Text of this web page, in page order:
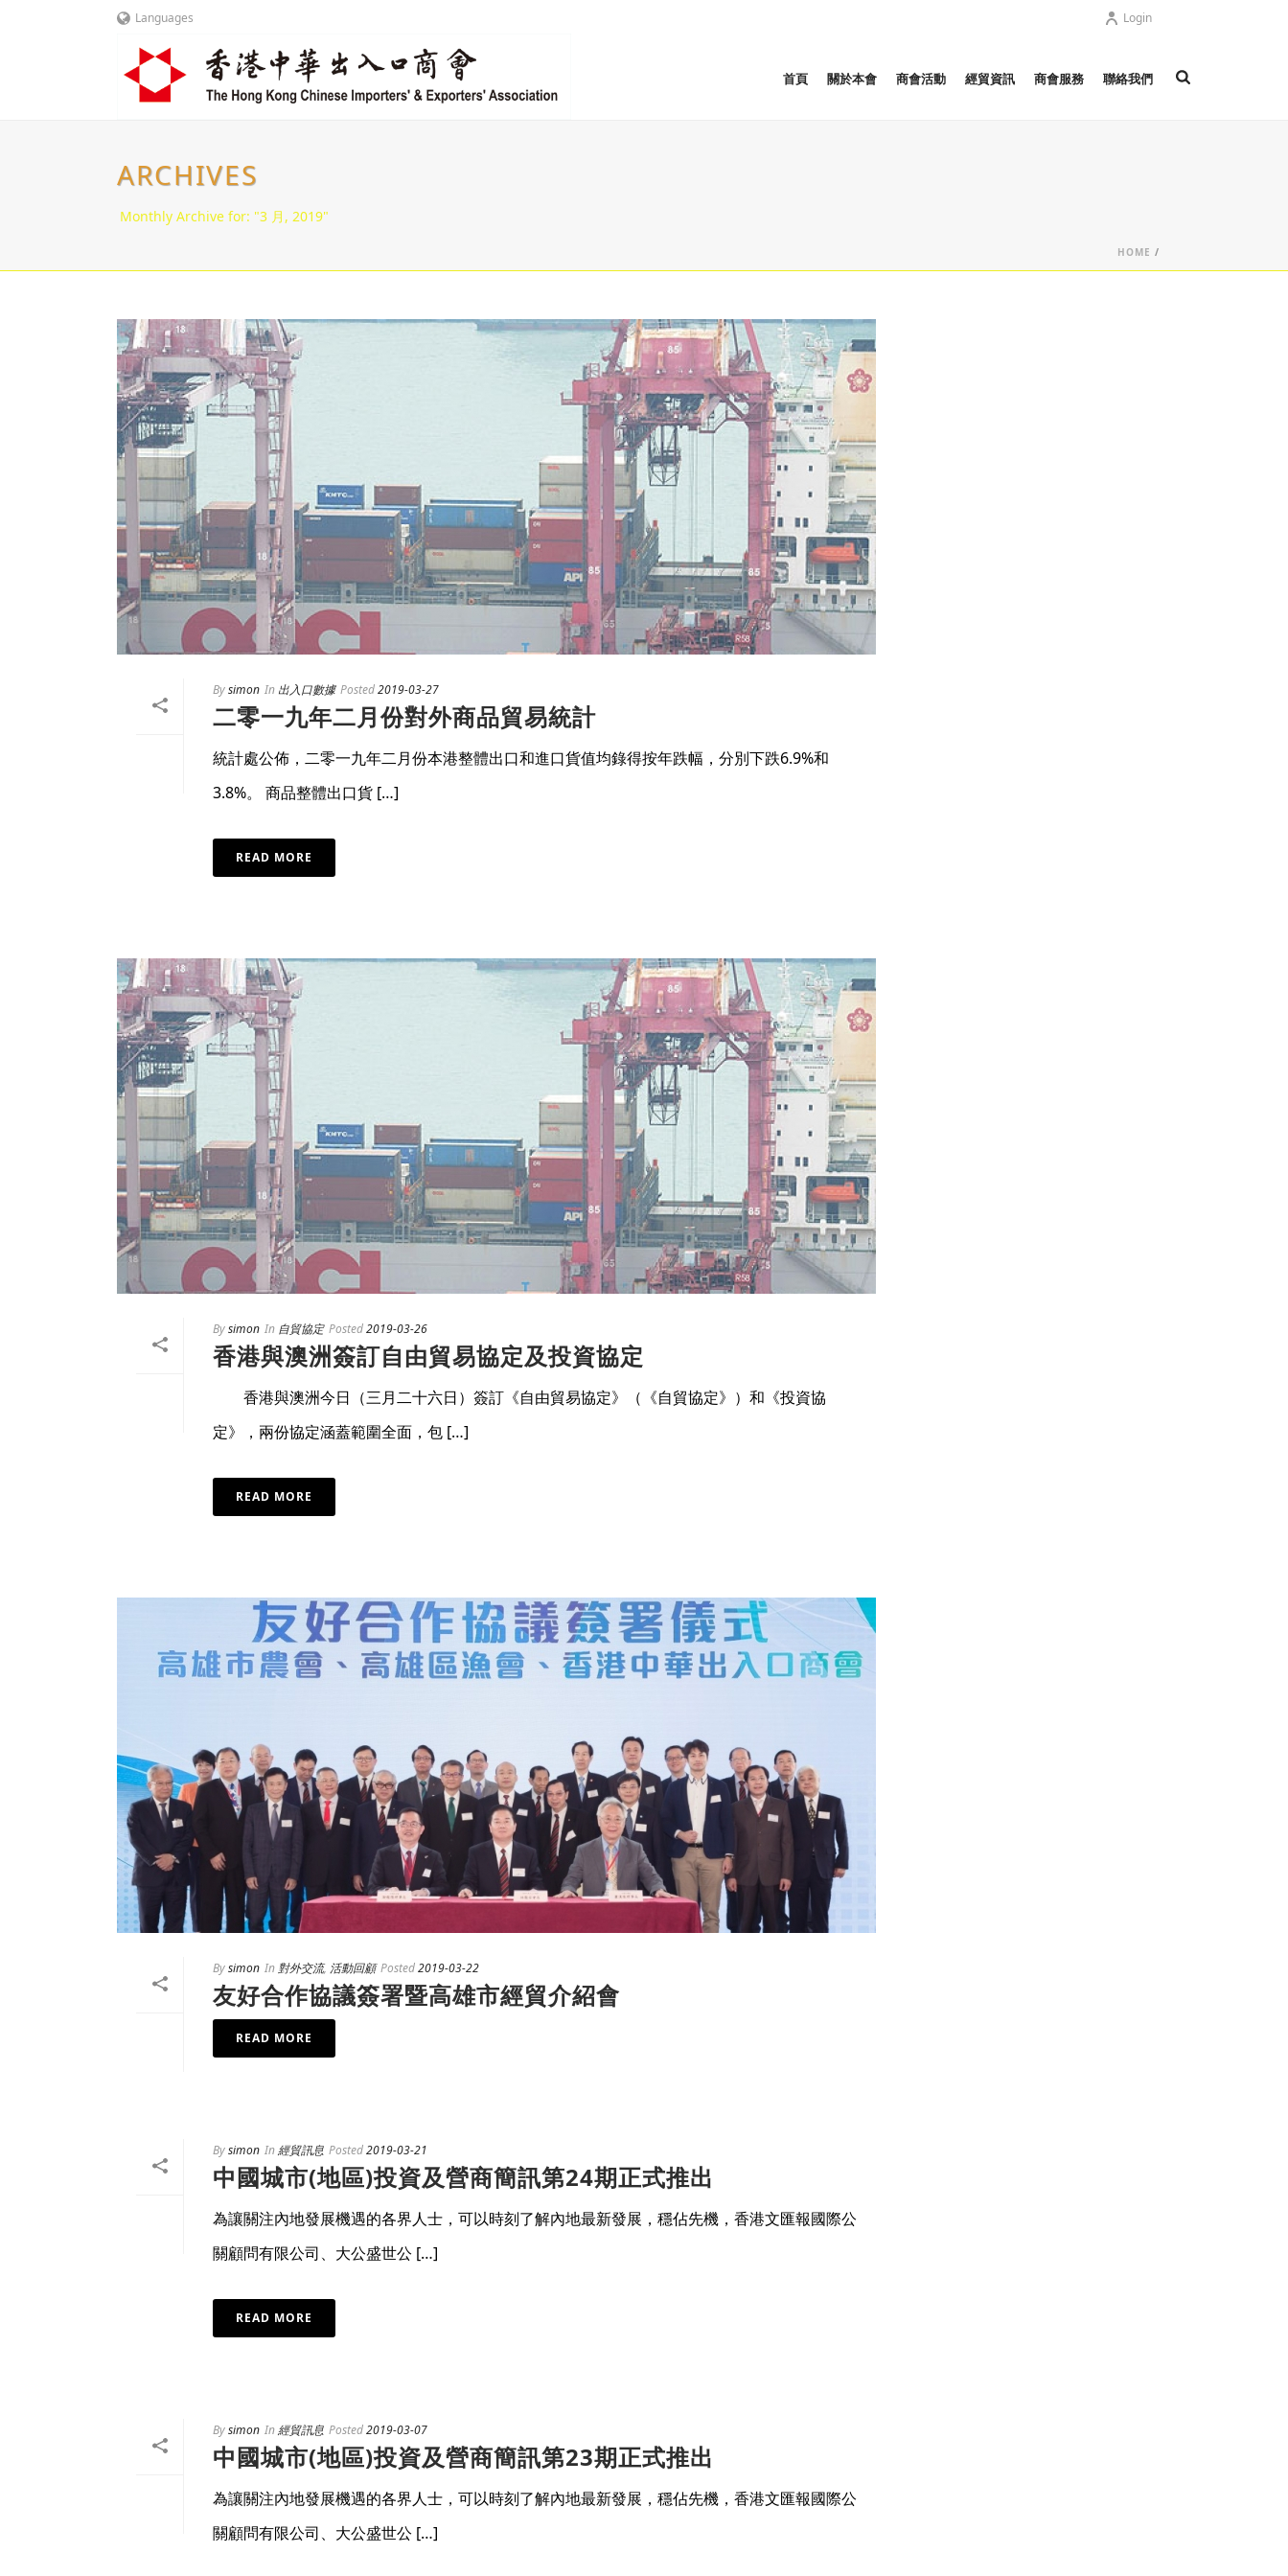
Languages Login
首頁 關於本會 商會活動 經貿資訊 商會服務 聯絡我們
ARCHIVES
Monthly Archive for: "3 月, 2019"
HOME /
Bysimon In 出入口數據 Posted2019-03-27
二零一九年二月份對外商品貿易統計
統計處公佈，二零一九年二月份本港整體出口和進口貨值均錄得按年跌幅，分別下跌6.9%和
3.8%。 商品整體出口貨 […]
READ MORE
Bysimon In 自貿協定 Posted2019-03-26
香港與澳洲簽訂自由貿易協定及投資協定
香港與澳洲今日（三月二十六日）簽訂《自由貿易協定》（《自貿協定》）和《投資協
定》，兩份協定涵蓋範圍全面，包 […]
READ MORE
Bysimon In 對外交流, 活動回顧 Posted2019-03-22
友好合作協議簽署暨高雄市經貿介紹會
READ MORE
Bysimon In經貿訊息 Posted2019-03-21
中國城市(地區)投資及營商簡訊第24期正式推出
為讓關注內地發展機遇的各界人士，可以時刻了解內地最新發展，穩佔先機，香港文匯報國際公
關顧問有限公司、大公盛世公 […]
READ MORE
Bysimon In經貿訊息 Posted2019-03-07
中國城市(地區)投資及營商簡訊第23期正式推出
為讓關注內地發展機遇的各界人士，可以時刻了解內地最新發展，穩佔先機，香港文匯報國際公
關顧問有限公司、大公盛世公 […]